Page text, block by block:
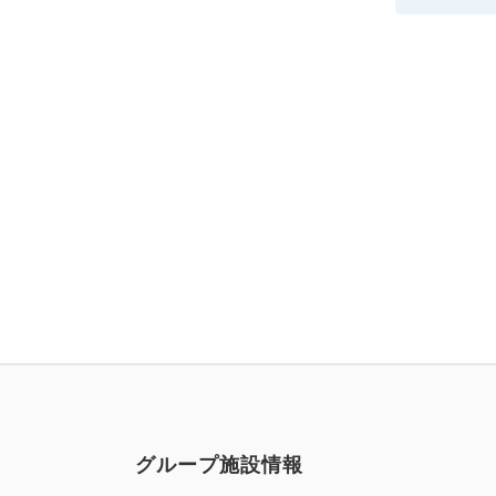
グループ施設情報